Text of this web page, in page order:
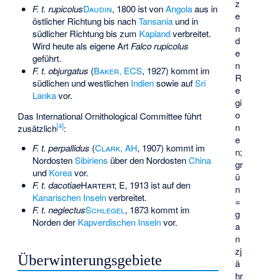
z
e
n
d
e
n
R
e
gi
o
n
e
n;
gr
ü
n
=
g
a
n
zj
ä
hr
F. t. rupicolusDaudin, 1800 ist vonAngolaaus in
östlicher Richtung bis nachTansaniaund in
südlicher Richtung bis zum Kaplandverbreitet.
Wird heute als eigene ArtFalco rupicolus
geführt.
F. t. objurgatus (Baker, ECS, 1927) kommt im
südlichen und westlichen Indiensowie aufSri
Lankavor.
Das International Ornithological Committeeführt
zusätzlich[4]:
F. t. perpallidus (Clark, AH, 1907) kommt im
NordostenSibiriens über den NordostenChina
und Koreavor.
F. t. dacotiaeHartert, E, 1913 ist auf den
Kanarischen Inselnverbreitet.
F. t. neglectusSchlegel , 1873 kommt im
Norden der Kapverdischen Inselnvor.
Überwinterungsgebiete